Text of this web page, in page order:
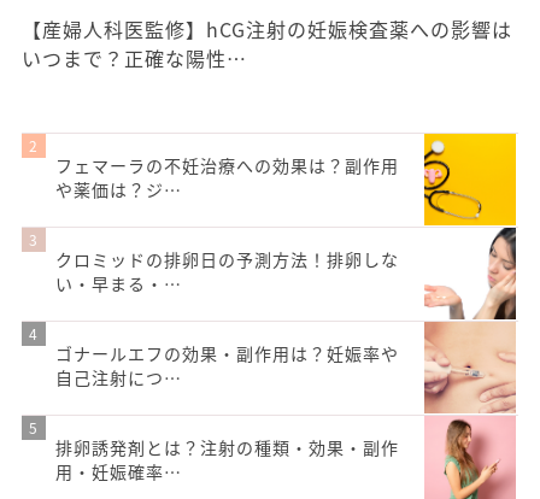
【産婦人科医監修】hCG注射の妊娠検査薬への影響は
いつまで？正確な陽性…
フェマーラの不妊治療への効果は？副作用
や薬価は？ジ…
クロミッドの排卵日の予測方法！排卵しな
い・早まる・…
ゴナールエフの効果・副作用は？妊娠率や
自己注射につ…
排卵誘発剤とは？注射の種類・効果・副作
用・妊娠確率…